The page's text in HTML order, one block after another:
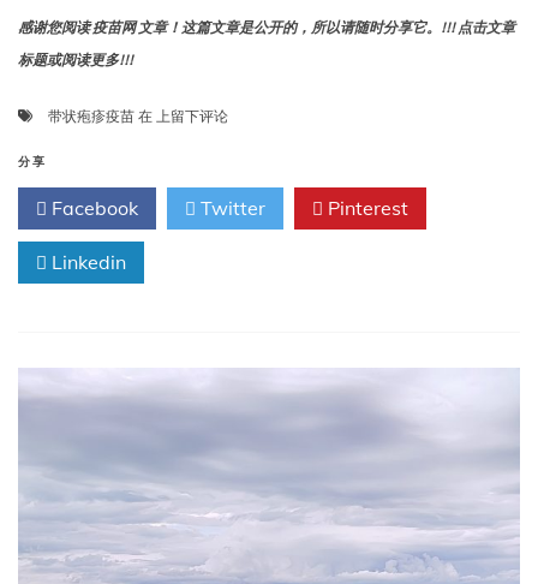
感谢您阅读 疫苗网 文章！这篇文章是公开的，所以请随时分享它。!!! 点击文章
标题或阅读更多!!!
带状疱疹疫苗 在 带
疹
苗
带
状
疹
上留下评论
分享
Facebook Twitter Pinterest
Linkedin